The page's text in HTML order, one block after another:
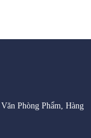
Phòng Phẩm, Hàng